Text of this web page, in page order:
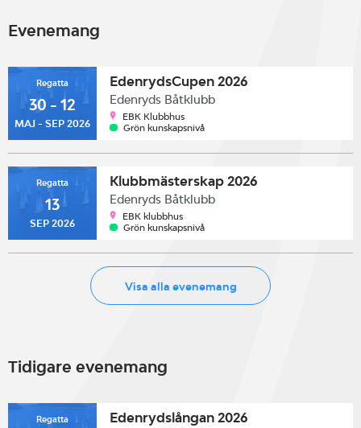
Evenemang
Regatta
30 - 12
MAJ - SEP 2026
EdenrydsCupen 2026
Edenryds Båtklubb
EBK Klubbhus
Grön kunskapsnivå
Regatta
13
SEP 2026
Klubbmästerskap 2026
Edenryds Båtklubb
EBK klubbhus
Grön kunskapsnivå
Visa alla evenemang
Tidigare evenemang
Regatta Edenrydslångan 2026